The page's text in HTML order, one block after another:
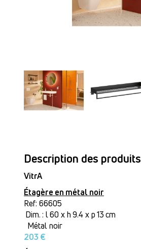
Description des produits
VitrA
Étagère en métal noir
Ref: 66605
Dim. : l 60 x h 9.4 x p 13 cm
Métal noir
203 €